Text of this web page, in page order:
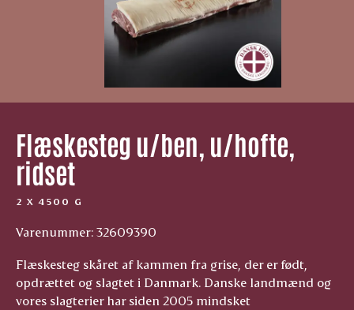
Flæskesteg u/ben, u/hofte,
ridset
2 X 4500 G
Varenummer: 32609390
Flæskesteg skåret af kammen fra grise, der er født,
opdrættet og slagtet i Danmark. Danske landmænd og
vores slagterier har siden 2005 mindsket